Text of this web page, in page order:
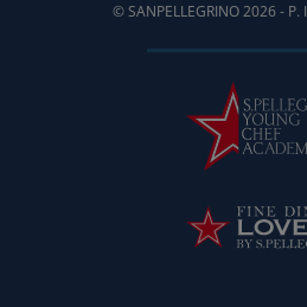
© SANPELLEGRINO 2026 -